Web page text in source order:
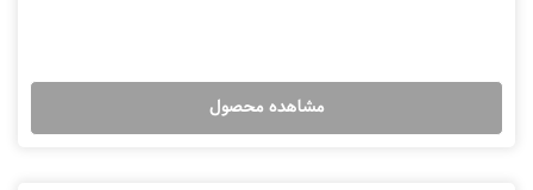
مشاهده محصول